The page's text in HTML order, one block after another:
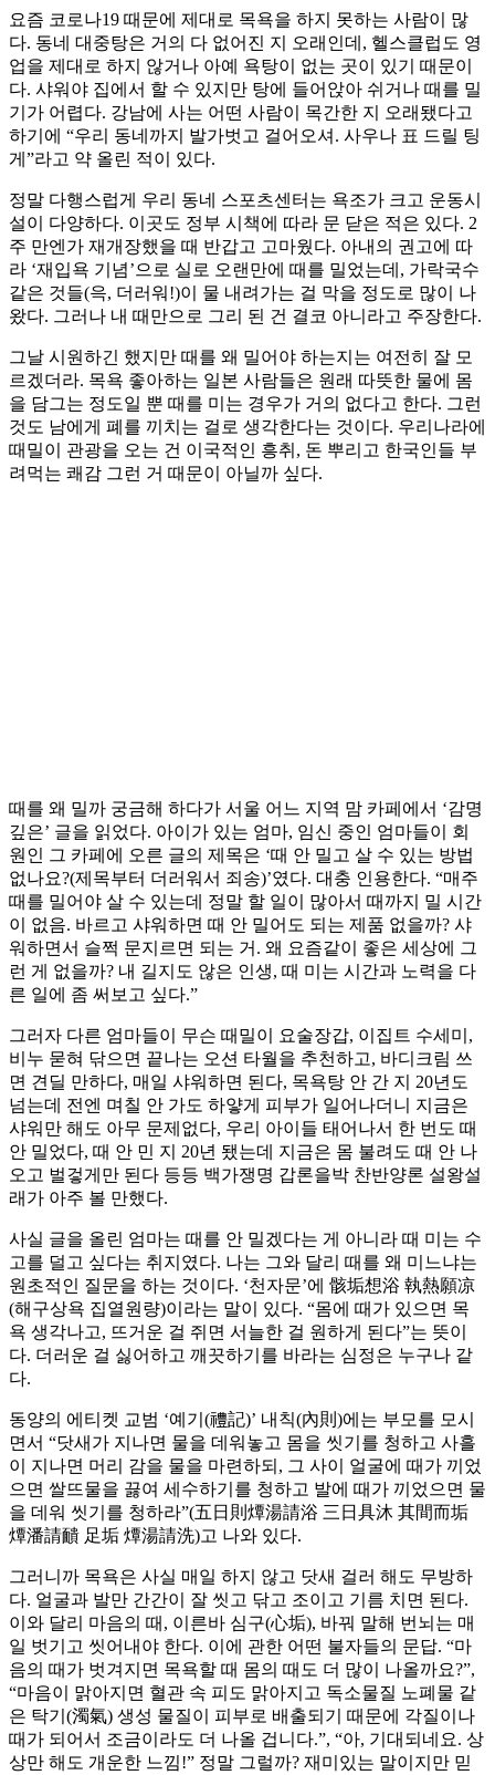
요즘 코로나19 때문에 제대로 목욕을 하지 못하는 사람이 많
다. 동네 대중탕은 거의 다 없어진 지 오래인데, 헬스클럽도 영
업을 제대로 하지 않거나 아예 욕탕이 없는 곳이 있기 때문이
다. 샤워야 집에서 할 수 있지만 탕에 들어앉아 쉬거나 때를 밀
기가 어렵다. 강남에 사는 어떤 사람이 목간한 지 오래됐다고
하기에 “우리 동네까지 발가벗고 걸어오셔. 사우나 표 드릴 팅
게”라고 약 올린 적이 있다.
정말 다행스럽게 우리 동네 스포츠센터는 욕조가 크고 운동시
설이 다양하다. 이곳도 정부 시책에 따라 문 닫은 적은 있다. 2
주 만엔가 재개장했을 때 반갑고 고마웠다. 아내의 권고에 따
라 ‘재입욕 기념’으로 실로 오랜만에 때를 밀었는데, 가락국수
같은 것들(윽, 더러워!)이 물 내려가는 걸 막을 정도로 많이 나
왔다. 그러나 내 때만으로 그리 된 건 결코 아니라고 주장한다.
그날 시원하긴 했지만 때를 왜 밀어야 하는지는 여전히 잘 모
르겠더라. 목욕 좋아하는 일본 사람들은 원래 따뜻한 물에 몸
을 담그는 정도일 뿐 때를 미는 경우가 거의 없다고 한다. 그런
것도 남에게 폐를 끼치는 걸로 생각한다는 것이다. 우리나라에
때밀이 관광을 오는 건 이국적인 흥취, 돈 뿌리고 한국인들 부
려먹는 쾌감 그런 거 때문이 아닐까 싶다.
때를 왜 밀까 궁금해 하다가 서울 어느 지역 맘 카페에서 ‘감명
깊은’ 글을 읽었다. 아이가 있는 엄마, 임신 중인 엄마들이 회
원인 그 카페에 오른 글의 제목은 ‘때 안 밀고 살 수 있는 방법
없나요?(제목부터 더러워서 죄송)’였다. 대충 인용한다. “매주
때를 밀어야 살 수 있는데 정말 할 일이 많아서 때까지 밀 시간
이 없음. 바르고 샤워하면 때 안 밀어도 되는 제품 없을까? 샤
워하면서 슬쩍 문지르면 되는 거. 왜 요즘같이 좋은 세상에 그
런 게 없을까? 내 길지도 않은 인생, 때 미는 시간과 노력을 다
른 일에 좀 써보고 싶다.”
그러자 다른 엄마들이 무슨 때밀이 요술장갑, 이집트 수세미,
비누 묻혀 닦으면 끝나는 오션 타월을 추천하고, 바디크림 쓰
면 견딜 만하다, 매일 샤워하면 된다, 목욕탕 안 간 지 20년도
넘는데 전엔 며칠 안 가도 하얗게 피부가 일어나더니 지금은
샤워만 해도 아무 문제없다, 우리 아이들 태어나서 한 번도 때
안 밀었다, 때 안 민 지 20년 됐는데 지금은 몸 불려도 때 안 나
오고 벌겋게만 된다 등등 백가쟁명 갑론을박 찬반양론 설왕설
래가 아주 볼 만했다.
사실 글을 올린 엄마는 때를 안 밀겠다는 게 아니라 때 미는 수
고를 덜고 싶다는 취지였다. 나는 그와 달리 때를 왜 미느냐는
원초적인 질문을 하는 것이다. ‘천자문’에 骸垢想浴 執熱願凉
(해구상욕 집열원량)이라는 말이 있다. “몸에 때가 있으면 목
욕 생각나고, 뜨거운 걸 쥐면 서늘한 걸 원하게 된다”는 뜻이
다. 더러운 걸 싫어하고 깨끗하기를 바라는 심정은 누구나 같
다.
동양의 에티켓 교범 ‘예기(禮記)’ 내칙(內則)에는 부모를 모시
면서 “닷새가 지나면 물을 데워놓고 몸을 씻기를 청하고 사흘
이 지나면 머리 감을 물을 마련하되, 그 사이 얼굴에 때가 끼었
으면 쌀뜨물을 끓여 세수하기를 청하고 발에 때가 끼었으면 물
을 데워 씻기를 청하라”(五日則燂湯請浴 三日具沐 其間而垢
燂潘請靧 足垢 燂湯請洗)고 나와 있다.
그러니까 목욕은 사실 매일 하지 않고 닷새 걸러 해도 무방하
다. 얼굴과 발만 간간이 잘 씻고 닦고 조이고 기름 치면 된다.
이와 달리 마음의 때, 이른바 심구(心垢), 바꿔 말해 번뇌는 매
일 벗기고 씻어내야 한다. 이에 관한 어떤 불자들의 문답. “마
음의 때가 벗겨지면 목욕할 때 몸의 때도 더 많이 나올까요?”,
“마음이 맑아지면 혈관 속 피도 맑아지고 독소물질 노폐물 같
은 탁기(濁氣) 생성 물질이 피부로 배출되기 때문에 각질이나
때가 되어서 조금이라도 더 나올 겁니다.”, “아, 기대되네요. 상
상만 해도 개운한 느낌!” 정말 그럴까? 재미있는 말이지만 믿